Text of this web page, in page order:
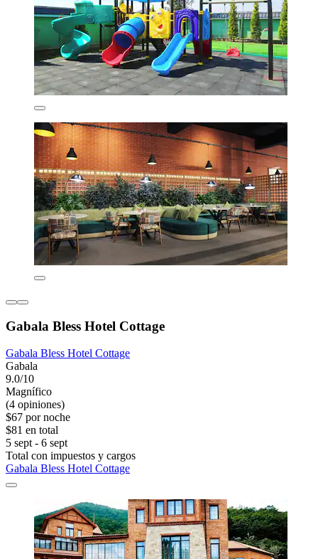
Gabala Bless Hotel Cottage
Gabala Bless Hotel Cottage
Gabala
9.0/10
Magnífico
(4 opiniones)
$67 por noche
$81 en total
5 sept - 6 sept
Total con impuestos y cargos
Gabala Bless Hotel Cottage